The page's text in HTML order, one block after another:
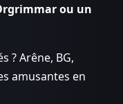
ou un
? Arêne, BG,
amusantes en